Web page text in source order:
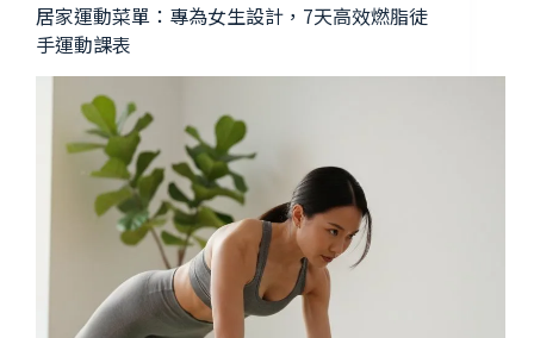
居家運動菜單：專為女生設計，7天高效燃脂徒
手運動課表